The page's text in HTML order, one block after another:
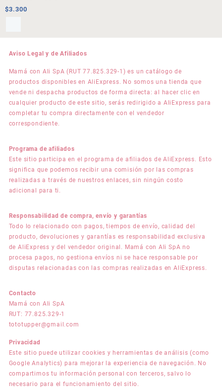
$3.300
Aviso Legal y de Afiliados
Mamá con Ali SpA (RUT 77.825.329-1) es un catálogo de
productos disponibles en AliExpress. No somos una tienda que
vende ni despacha productos de forma directa: al hacer clic en
cualquier producto de este sitio, serás redirigido a AliExpress para
completar tu compra directamente con el vendedor
correspondiente.
Programa de afiliados
Este sitio participa en el programa de afiliados de AliExpress. Esto
significa que podemos recibir una comisión por las compras
realizadas a través de nuestros enlaces, sin ningún costo
adicional para ti.
Responsabilidad de compra, envío y garantías
Todo lo relacionado con pagos, tiempos de envío, calidad del
producto, devoluciones y garantías es responsabilidad exclusiva
de AliExpress y del vendedor original. Mamá con Ali SpA no
procesa pagos, no gestiona envíos ni se hace responsable por
disputas relacionadas con las compras realizadas en AliExpress.
Contacto
Mamá con Ali SpA
RUT: 77.825.329-1
tototupper@gmail.com
Privacidad
Este sitio puede utilizar cookies y herramientas de análisis (como
Google Analytics) para mejorar la experiencia de navegación. No
compartimos tu información personal con terceros, salvo lo
necesario para el funcionamiento del sitio.